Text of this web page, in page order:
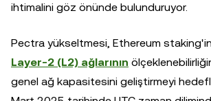
ihtimalini göz önünde bulunduruyor.
Pectra yükseltmesi, Ethereum
Layer-2 (L2) ağlarının
genel ağ kapasitesini geliştirmeyi